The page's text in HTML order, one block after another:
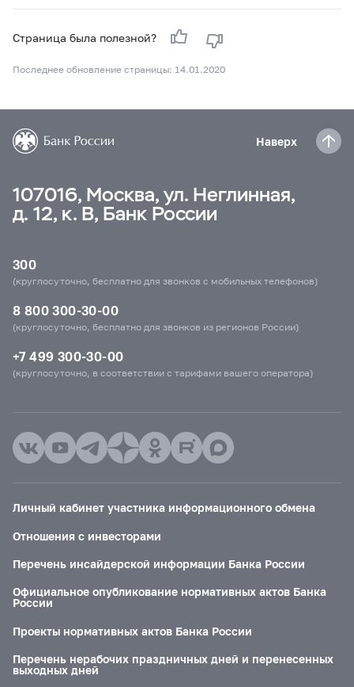
Страница была полезной?
Последнее обновление страницы: 14.01.2020
Наверх
107016, Москва, ул. Неглинная,
д. 12, к. В, Банк России
300
(круглосуточно, бесплатно для звонков с мобильных телефонов)
8 800 300-30-00
(круглосуточно, бесплатно для звонков из регионов России)
+7 499 300-30-00
(круглосуточно, в соответствии с тарифами вашего оператора)
Личный кабинет участника информационного обмена
Отношения с инвесторами
Перечень инсайдерской информации Банка России
Официальное опубликование нормативных актов Банка
России
Проекты нормативных актов Банка России
Перечень нерабочих праздничных дней и перенесенных
выходных дней